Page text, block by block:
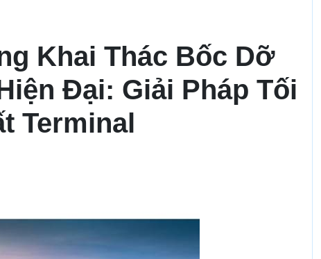
Khai Thác Bốc Dỡ
Đại: Giải Pháp Tối
Terminal